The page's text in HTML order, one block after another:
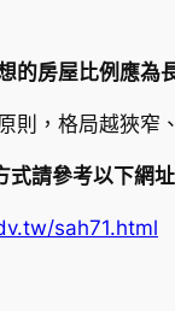
的房屋比例應為
則，格局越狹窄
式請參考以下網址
sah71.html